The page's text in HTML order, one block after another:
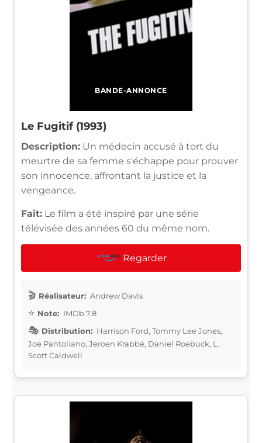
BANDE-ANNONCE
Le Fugitif (1993)
Description: Un médecin accusé à tort du
meurtre de sa femme s'échappe pour prouver
son innocence, affrontant la justice et la
vengeance.
Fait: Le film a été inspiré par une série
télévisée des années 60 du même nom.
Regarder
Réalisateur: Andrew Davis
Note: IMDb 7.8
Distribution: Harrison Ford, Tommy Lee Jones,
Joe Pantoliano, Jeroen Krabbé, Daniel Roebuck, L.
Scott Caldwell